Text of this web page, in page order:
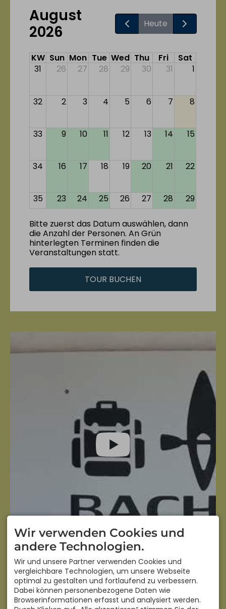
August
2026
Heute
KW Sun Mon Tue Wed Thu Fri
Sat
31
26 27 28 29 30 31 1
32 2 3 4 5 6 7 8
33 9 10 11 12 13 14 15
34 16 17 18 19 20 21 22
35 23 24 25 26 27 28 29
36 30 31 1 2 3
Bitte zuerst das Datum auswählen, dann
die Anzahl der Personen. An Grün
hinterlegten Terminen finden die
Veranstaltungen statt.
TOUR BUCHEN
Der Inhalt wird von Youtube bereitgestellt. Mit dem
Klicken auf den Playbutton werden gegebenenfalls
personenbezogene Daten verarbeitet und Cookies
gesetzt.
Wir verwenden Cookies und
andere Technologien.
Wir und unsere Partner verwenden Cookies und
vergleichbare Technologien, um unsere Webseite
optimal zu gestalten und fortlaufend zu verbessern.
Dabei können personenbezogene Daten wie
Browserinformationen erfasst und analysiert werden.